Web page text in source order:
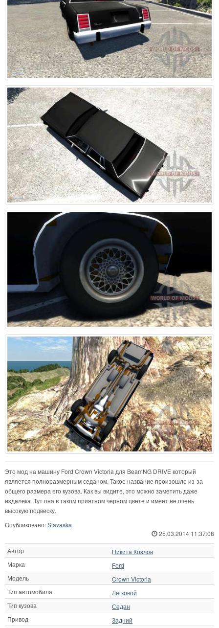
Это мод на машину Ford Crown Victoria для BeamNG DRIVE который
является полноразмерным седаном. Такое название произошло из-за
общего размера его кузова. Как вы видите, это можно заметить даже
издалека. Тут она в таком приятном черном цвете и имеет не очень
высокую подвеску.
Опубликовано:Slavaska
25.03.2014 11:37:08
Автор
Никита Козлов
Марка
Ford
Модель
Crown Victoria
Тип автомобиля
Легковой
Тип кузова
Седан
Привод
Задний